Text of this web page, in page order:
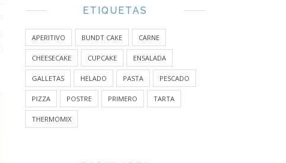
ETIQUETAS
APERITIVO BUNDT CAKE CARNE
CHEESECAKE CUPCAKE ENSALADA
GALLETAS HELADO PASTA PESCADO
PIZZA POSTRE PRIMERO TARTA
THERMOMIX